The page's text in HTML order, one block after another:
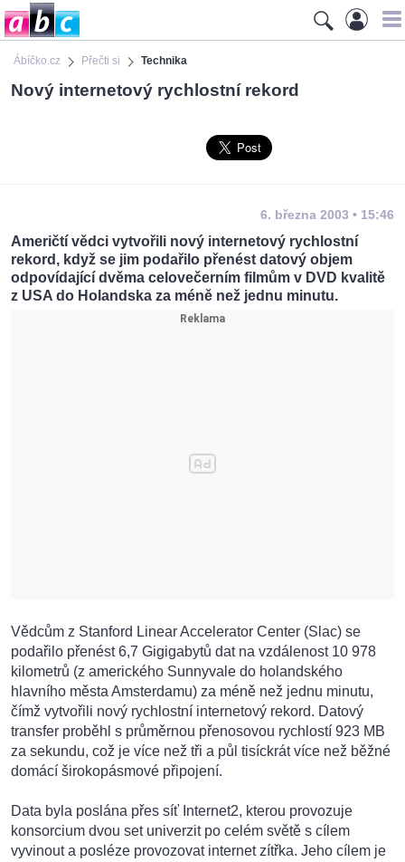
Ábíčko.cz Přečti si Technika
Nový internetový rychlostní rekord
6. března 2003 • 15:46
Američtí vědci vytvořili nový internetový rychlostní
rekord, když se jim podařilo přenést datový objem
odpovídající dvěma celovečerním filmům v DVD kvalitě
z USA do Holandska za méně než jednu minutu.
Vědcům z Stanford Linear Accelerator Center (Slac) se
podařilo přenést 6,7 Gigigabytů dat na vzdálenost 10 978
kilometrů (z amerického Sunnyvale do holandského
hlavního města Amsterdamu) za méně než jednu minutu,
čímž vytvořili nový rychlostní internetový rekord. Datový
transfer proběhl s průměrnou přenosovou rychlostí 923 MB
za sekundu, což je více než tři a půl tisíckrát více než běžné
domácí širokopásmové připojení.
Data byla poslána přes síť Internet2, kterou provozuje
konsorcium dvou set univerzit po celém světě s cílem
vyvinout a posléze provozovat internet zítřka. Jeho cílem je